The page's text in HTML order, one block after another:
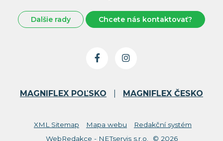
Dalšie rady Chcete nás kontaktovať?
MAGNIFLEX POĽSKO MAGNIFLEX ČESKO
XML Sitemap Mapa webu
Redakční systém
WebRedakce - NETservis s.r.o.
© 2026